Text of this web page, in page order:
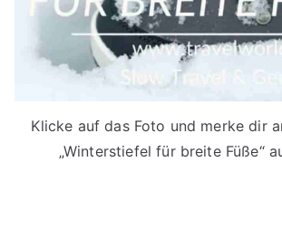
Klicke auf das Foto und merke dir
„Winterstiefel für breite Füße“